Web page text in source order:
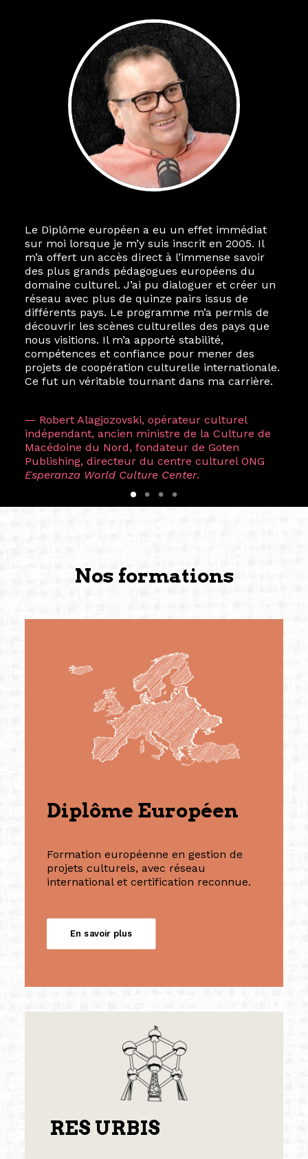
Le Diplôme européen a eu un effet immédiat
sur moi lorsque je m’y suis inscrit en 2005. Il
m’a offert un accès direct à l’immense savoir
des plus grands pédagogues européens du
domaine culturel. J’ai pu dialoguer et créer un
réseau avec plus de quinze pairs issus de
différents pays. Le programme m’a permis de
découvrir les scènes culturelles des pays que
nous visitions. Il m’a apporté stabilité,
compétences et confiance pour mener des
projets de coopération culturelle internationale.
Ce fut un véritable tournant dans ma carrière.
— Robert Alagjozovski, opérateur culturel
indépendant, ancien ministre de la Culture de
Macédoine du Nord, fondateur de Goten
Publishing, directeur du centre culturel ONG
Esperanza World Culture Center.
Nos formations
Diplôme Européen
Formation européenne en gestion de
projets culturels, avec réseau
international et certification reconnue.
En savoir plus
RES URBIS